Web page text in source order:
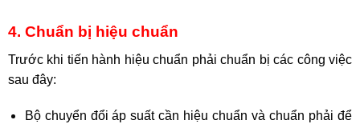
4. Chuẩn bị hiệu chuẩn
Trước khi tiến hành hiệu chuẩn phải chuẩn bị các công việc
sau đây:
Bộ chuyển đổi áp suất cần hiệu chuẩn và chuẩn phải để